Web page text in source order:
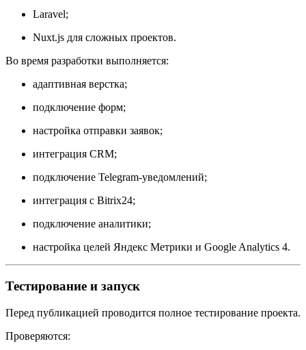
Laravel;
Nuxt.js для сложных проектов.
Во время разработки выполняется:
адаптивная верстка;
подключение форм;
настройка отправки заявок;
интеграция CRM;
подключение Telegram-уведомлений;
интеграция с Bitrix24;
подключение аналитики;
настройка целей Яндекс Метрики и Google Analytics 4.
Тестирование и запуск
Перед публикацией проводится полное тестирование проекта.
Проверяются: